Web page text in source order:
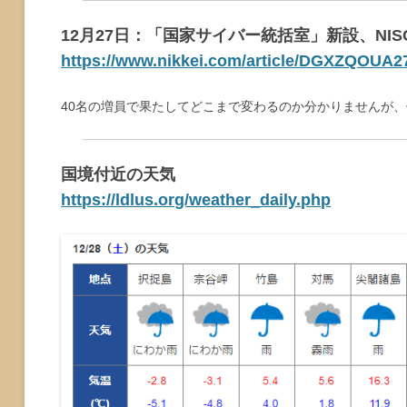
12月27日：「国家サイバー統括室」新設、
https://www.nikkei.com/article/
40名の増員で果たしてどこまで変わるのか分かりませんが
国境付近の天気
https://ldlus.org/weather_daily.php